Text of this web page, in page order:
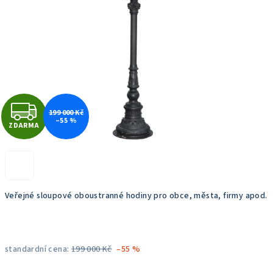
Veřejné sloupové oboustranné hodiny pro obce, města, firmy apod.
standardní cena: 199 000 Kč –55 %
Z
D
R
A
ZDARMA
199 000 Kč
–55 %